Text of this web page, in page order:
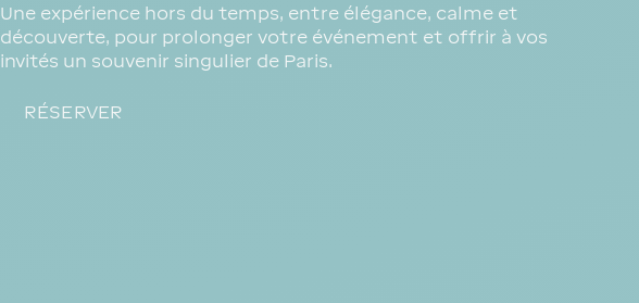
Une expérience hors du temps, entre élégance, calme et
découverte, pour prolonger votre événement et offrir à vos
invités un souvenir singulier de Paris.
RÉSERVER